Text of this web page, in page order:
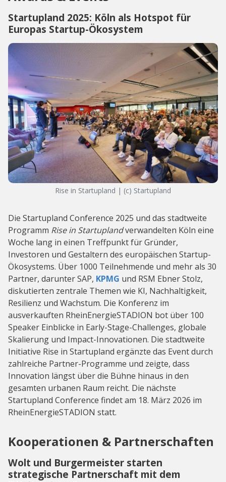
Startupland 2025: Köln als Hotspot für
Europas Startup-Ökosystem
Rise in Startupland | (c) Startupland
Die Startupland Conference 2025 und das stadtweite
Programm Rise in Startuplandverwandelten Köln eine
Woche lang in einen Treffpunkt für Gründer,
Investoren und Gestaltern des europäischen Startup-
Ökosystems. Über 1000 Teilnehmende und mehr als 30
Partner, darunter SAP, KPMG und RSM Ebner Stolz,
diskutierten zentrale Themen wie KI, Nachhaltigkeit,
Resilienz und Wachstum. Die Konferenz im
ausverkauften RheinEnergieSTADION bot über 100
Speaker Einblicke in Early-Stage-Challenges, globale
Skalierung und Impact-Innovationen. Die stadtweite
Initiative Rise in Startupland ergänzte das Event durch
zahlreiche Partner-Programme und zeigte, dass
Innovation längst über die Bühne hinaus in den
gesamten urbanen Raum reicht. Die nächste
Startupland Conference findet am 18. März 2026 im
RheinEnergieSTADION statt.
Kooperationen & Partnerschaften
Wolt und Burgermeister starten
strategische Partnerschaft mit dem